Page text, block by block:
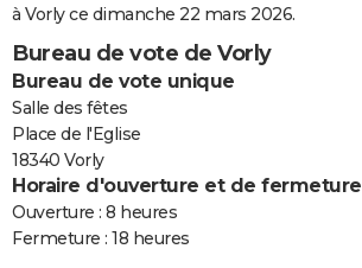
COPAINS D'AVANT
S'inscrire
Se connecter
Lycées
Collèges
Primaires
Universités
Entreprises
Service militaire
Avis de recherche
AVIS DE DÉCÈS
FORUM
Bricolage
Lifestyle
Culture
Sport
Auto
Television
Voyage
Cinema
à Vorly ce dimanche 22 mars 2026.
Bureau de vote de Vorly
Bureau de vote unique
Salle des fêtes
Place de l'Eglise
18340 Vorly
Horaire d'ouverture et de fermeture
Ouverture : 8 heures
Fermeture : 18 heures